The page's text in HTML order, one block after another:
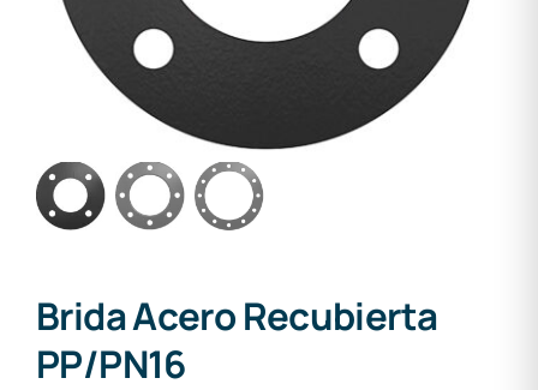
Brida Acero Recubierta
PP/PN16